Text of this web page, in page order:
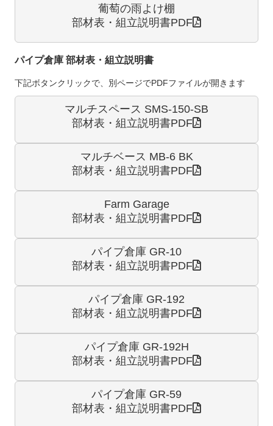
葡萄の雨よけ棚
部材表・組立説明書PDF
パイプ倉庫 部材表・組立説明書
下記ボタンクリックで、別ページでPDFファイルが開きます
マルチスペース SMS-150-SB
部材表・組立説明書PDF
マルチベース MB-6 BK
部材表・組立説明書PDF
Farm Garage
部材表・組立説明書PDF
パイプ倉庫 GR-10
部材表・組立説明書PDF
パイプ倉庫 GR-192
部材表・組立説明書PDF
パイプ倉庫 GR-192H
部材表・組立説明書PDF
パイプ倉庫 GR-59
部材表・組立説明書PDF